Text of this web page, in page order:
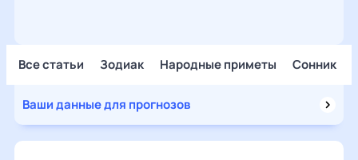
Все статьи Зодиак Народные приметы Сонник
Ваши данные для прогнозов